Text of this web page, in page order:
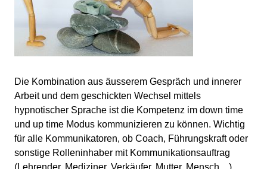
Die Kombination aus äusserem Gespräch und innerer
Arbeit und dem geschickten Wechsel mittels
hypnotischer Sprache ist die Kompetenz im down time
und up time Modus kommunizieren zu können. Wichtig
für alle Kommunikatoren, ob Coach, Führungskraft oder
sonstige Rolleninhaber mit Kommunikationsauftrag
(Lehrender, Mediziner, Verkäufer, Mutter, Mensch, ..)